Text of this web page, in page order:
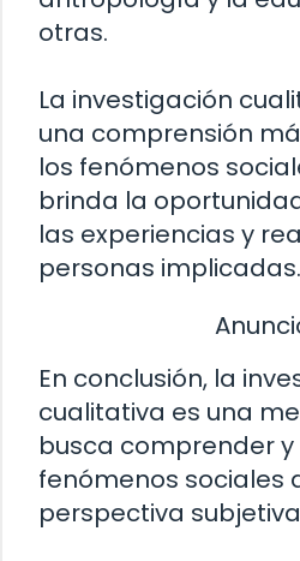
otras.
La investigación
una comprensión
los fenómenos
brinda la
las experiencias y
personas implicadas.
En conclusión, la
cualitativa es una
busca comprender
fenómenos sociales
perspectiva